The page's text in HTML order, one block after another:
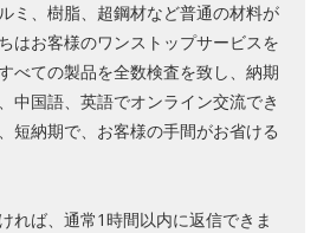
ミ、樹脂、超鋼材など普通の材料が
はお客様のワンストップサービスを
べての製品を全数検査を致し、納期
中国語、英語でオンライン交流でき
短納期で、お客様の手間がお省ける
れば、通常1時間以内に返信できま